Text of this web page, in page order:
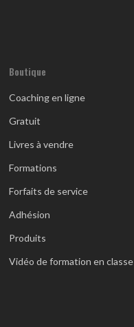
Boutique
Coaching en ligne
Gratuit
Livres à vendre
Formations
Forfaits de service
Adhésion
Produits
Vidéo de formation en classe